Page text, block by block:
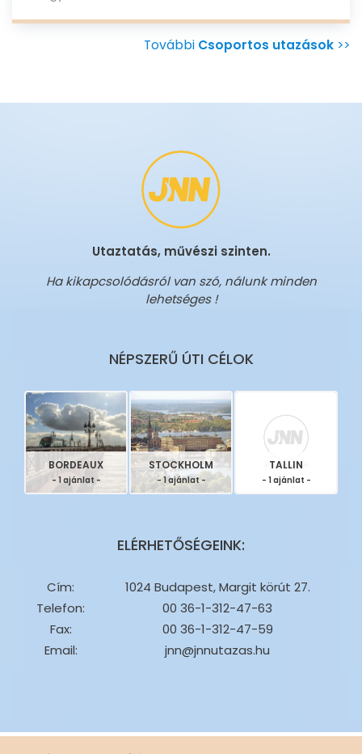
További Csoportos utazások >>
Utaztatás, művészi szinten.
Ha kikapcsolódásról van szó, nálunk minden
lehetséges !
NÉPSZERŰ ÚTI CÉLOK
BORDEAUX
- 1 ajánlat -
STOCKHOLM
- 1 ajánlat -
TALLIN
- 1 ajánlat -
ELÉRHETŐSÉGEINK:
Cím:
1024 Budapest, Margit körút 27.
Telefon:
00 36-1-312-47-63
Fax:
00 36-1-312-47-59
Email:
jnn@jnnutazas.hu